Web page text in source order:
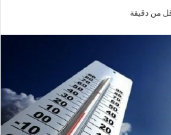
من دقيقة